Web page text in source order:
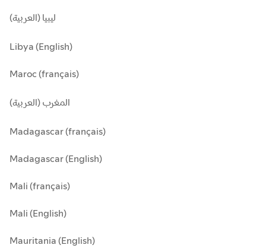
ليبيا (العربية)
Libya (English)
Maroc (français)
المغرب (العربية)
Madagascar (français)
Madagascar (English)
Mali (français)
Mali (English)
Mauritania (English)